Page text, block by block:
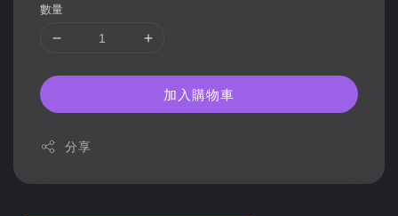
數量
加入購物車
分享